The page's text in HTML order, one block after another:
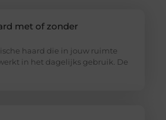
met of zonder
haard die in jouw ruimte
in het dagelijks gebruik. De